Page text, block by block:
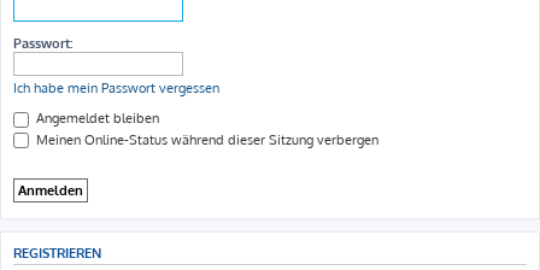
Passwort:
Ich habe mein Passwort vergessen
Angemeldet bleiben
Meinen Online-Status während dieser Sitzung verbergen
REGISTRIEREN